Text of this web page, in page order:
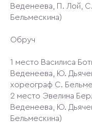
Веденеева, П. Лой,
Бельмескина)
Обруч
1 место Василиса
Веденеева, Ю.
хореограф С.
2 место Эвелина
Веденеева, Ю.
Бельмескина)